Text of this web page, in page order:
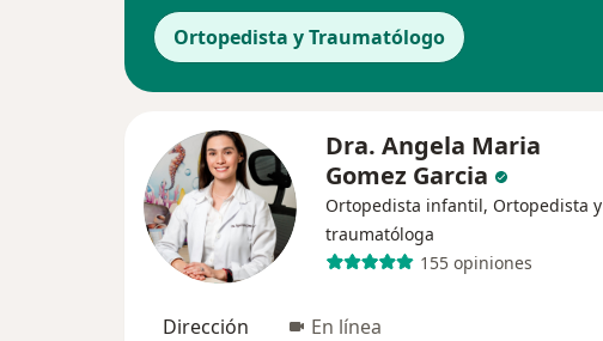
Ortopedista y Traumatólogo
Dra. Angela Maria
Gomez Garcia
Ortopedista infantil, Ortopedista y
traumatóloga
155 opiniones
Dirección En línea